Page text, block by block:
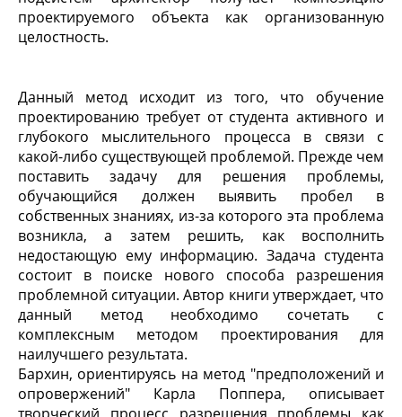
проектируемого объекта как организованную
целостность.
Данный метод исходит из того, что обучение
проектированию требует от студента активного и
глубокого мыслительного процесса в связи с
какой-либо существующей проблемой. Прежде чем
поставить задачу для решения проблемы,
обучающийся должен выявить пробел в
собственных знаниях, из-за которого эта проблема
возникла, а затем решить, как восполнить
недостающую ему информацию. Задача студента
состоит в поиске нового способа разрешения
проблемной ситуации. Автор книги утверждает, что
данный метод необходимо сочетать с
комплексным методом проектирования для
наилучшего результата.
Бархин, ориентируясь на метод "предположений и
опровержений" Карла Поппера, описывает